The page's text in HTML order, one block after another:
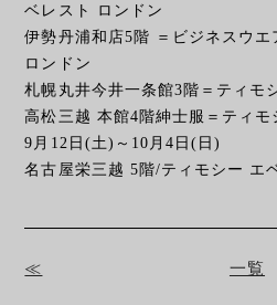
ベレスト ロンドン
伊勢丹浦和店5階 ＝ビジネスウエ
ロンドン
札幌丸井今井一条館3階＝ティモ
高松三越 本館4階紳士服＝ティ
9月12日(土)～10月4日(日)
名古屋栄三越 5階/ティモシー エ
≪ 一覧